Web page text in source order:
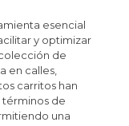
esencial
y optimizar
de
en calles,
carritos han
de
una